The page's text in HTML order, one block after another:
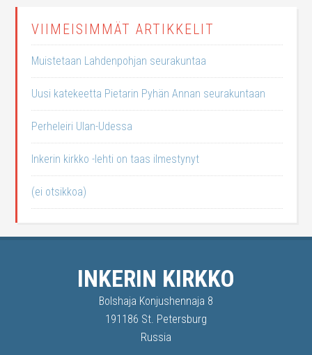
VIIMEISIMMÄT ARTIKKELIT
Muistetaan Lahdenpohjan seurakuntaa
Uusi katekeetta Pietarin Pyhän Annan seurakuntaan
Perheleiri Ulan-Udessa
Inkerin kirkko -lehti on taas ilmestynyt
(ei otsikkoa)
INKERIN KIRKKO
Bolshaja Konjushennaja 8
191186 St. Petersburg
Russia